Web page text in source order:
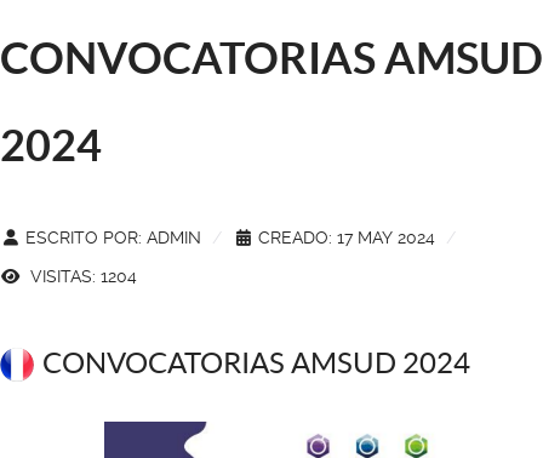
CONVOCATORIAS AMSUD
2024
ESCRITO POR: ADMIN
CREADO: 17 MAY 2024
VISITAS: 1204
CONVOCATORIAS AMSUD 2024